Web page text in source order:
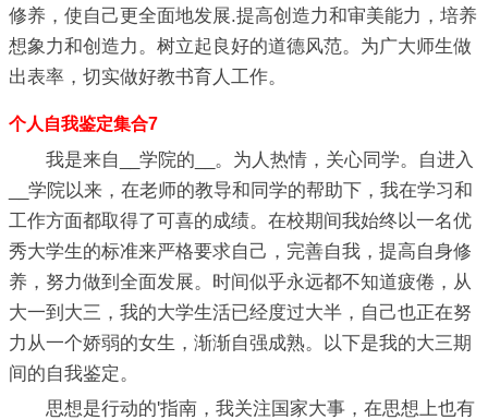
修养，使自己更全面地发展.提高创造力和审美能力，培养
想象力和创造力。树立起良好的道德风范。为广大师生做
出表率，切实做好教书育人工作。
个人自我鉴定集合7
我是来自__学院的__。为人热情，关心同学。自进入
__学院以来，在老师的教导和同学的帮助下，我在学习和
工作方面都取得了可喜的成绩。在校期间我始终以一名优
秀大学生的标准来严格要求自己，完善自我，提高自身修
养，努力做到全面发展。时间似乎永远都不知道疲倦，从
大一到大三，我的大学生活已经度过大半，自己也正在努
力从一个娇弱的女生，渐渐自强成熟。以下是我的大三期
间的自我鉴定。
思想是行动的'指南，我关注国家大事，在思想上也有